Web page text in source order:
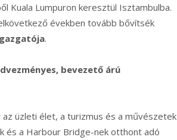
Kuala Lumpuron keresztül Isztambulba.
években tovább bővítsék
.
bevezető árú
üzleti élet, a turizmus és a művészetek
és a Harbour Bridge-nek otthont adó